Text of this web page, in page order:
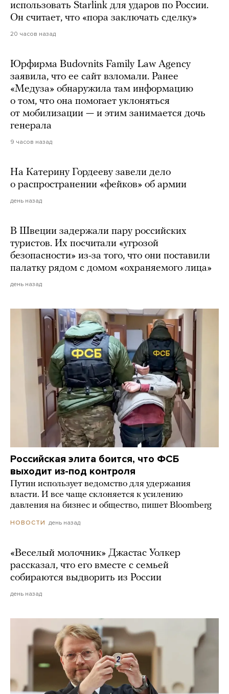
использовать Starlink для ударов по России.
Он считает, что «пора заключать сделку»
20 часов назад
Юрфирма Budovnits Family Law Agency
заявила, что ее сайт взломали. Ранее
«Медуза» обнаружила там информацию
о том, что она помогает уклоняться
от мобилизации — и этим занимается дочь
генерала
9 часов назад
На Катерину Гордееву завели дело
о распространении «фейков» об армии
день назад
В Швеции задержали пару российских
туристов. Их посчитали «угрозой
безопасности» из-за того, что они поставили
палатку рядом с домом «охраняемого лица»
день назад
Российская элита боится, что ФСБ
выходит из-под контроля
Путин использует ведомство для удержания
власти. И все чаще склоняется к усилению
давления на бизнес и общество, пишет Bloomberg
НОВОСТИ день назад
«Веселый молочник» Джастас Уолкер
рассказал, что его вместе с семьей
собираются выдворить из России
день назад